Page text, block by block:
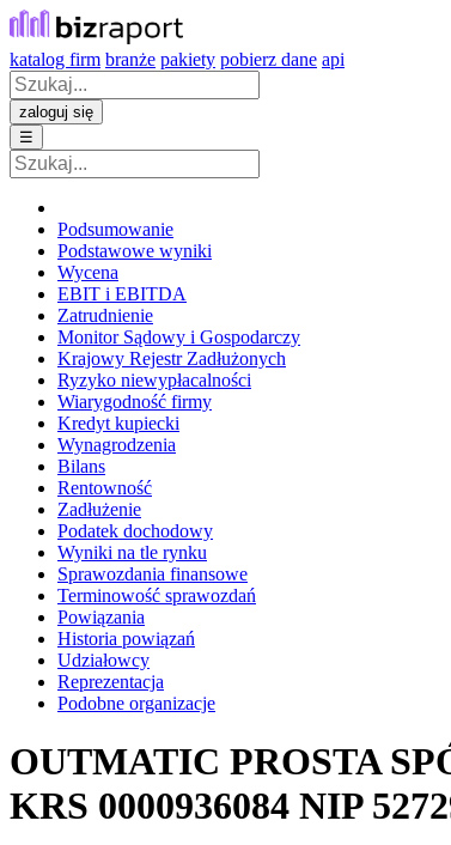
katalog firm branże pakiety pobierz dane api
zaloguj się
☰
Podsumowanie
Podstawowe wyniki
Wycena
EBIT i EBITDA
Zatrudnienie
Monitor Sądowy i Gospodarczy
Krajowy Rejestr Zadłużonych
Ryzyko niewypłacalności
Wiarygodność firmy
Kredyt kupiecki
Wynagrodzenia
Bilans
Rentowność
Zadłużenie
Podatek dochodowy
Wyniki na tle rynku
Sprawozdania finansowe
Terminowość sprawozdań
Powiązania
Historia powiązań
Udziałowcy
Reprezentacja
Podobne organizacje
OUTMATIC PROSTA
KRS 0000936084 NIP